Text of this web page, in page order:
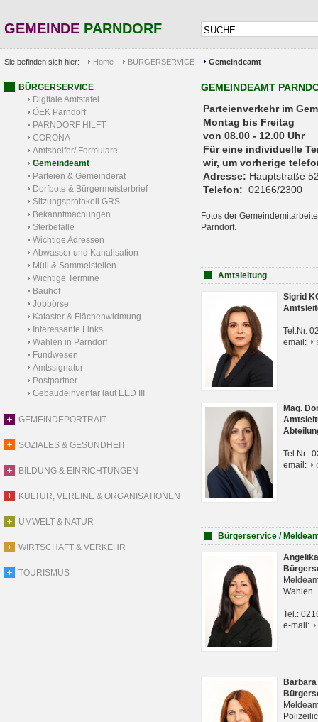
GEMEINDE PARNDORF
Sie befinden sich hier: Home BÜRGERSERVICE Gemeindeamt
BÜRGERSERVICE
Digitale Amtstafel
ÖEK Parndorf
PARNDORF HILFT
CORONA
Amtshelfer/ Formulare
Gemeindeamt
Parteien & Gemeinderat
Dorfbote & Bürgermeisterbrief
Sitzungsprotokoll GRS
Bekanntmachungen
Sterbefälle
Wichtige Adressen
Abwasser und Kanalisation
Müll & Sammelstellen
Wichtige Termine
Bauhof
Jobbörse
Kataster & Flächenwidmung
Interessante Links
Wahlen in Parndorf
Fundwesen
Amtssignatur
Postpartner
Gebäudeinventar laut EED III
GEMEINDEPORTRAIT
SOZIALES & GESUNDHEIT
BILDUNG & EINRICHTUNGEN
KULTUR, VEREINE & ORGANISATIONEN
UMWELT & NATUR
WIRTSCHAFT & VERKEHR
TOURISMUS
GEMEINDEAMT
Parteienverkehr
Montag bis Freitag
von 08.00 - 12.00 Uhr
Für eine individuelle
wir, um vorherige
Adresse: Hauptstraße
Telefon: 02166/2300
Fotos der
Parndorf.
Amtsleitung
Sigrid
Tel.Nr.
email:
Mag.
Tel.Nr.:
email:
Bürgerservice /
Wahlen
Tel.:
e-mail: